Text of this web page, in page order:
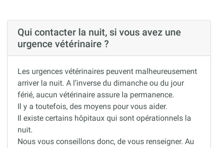
Qui contacter la nuit, si vous avez une
urgence vétérinaire ?
Les urgences vétérinaires peuvent malheureusement
arriver la nuit. A l’inverse du dimanche ou du jour
férié, aucun vétérinaire assure la permanence.
Il y a toutefois, des moyens pour vous aider.
Il existe certains hôpitaux qui sont opérationnels la
nuit.
Nous vous conseillons donc, de vous renseigner. Au